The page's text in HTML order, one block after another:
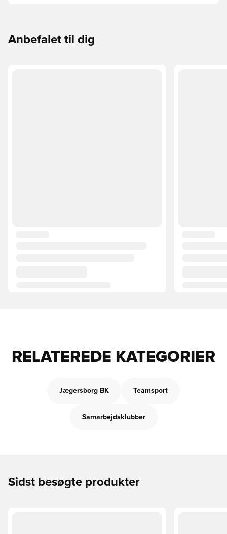
Anbefalet til dig
RELATEREDE KATEGORIER
Jægersborg BK Teamsport
Samarbejdsklubber
Sidst besøgte produkter